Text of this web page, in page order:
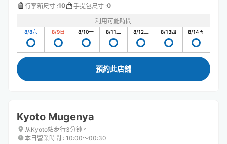
行李箱尺寸 :10 手提包尺寸 :0
利用可能時間
8/8六 8/9日 8/10一 8/11二 8/12三 8/13四 8/14五
預約此店舖
Kyoto Mugenya
从Kyoto站步行3分钟。
本日營業時間 : 10:00〜00:30